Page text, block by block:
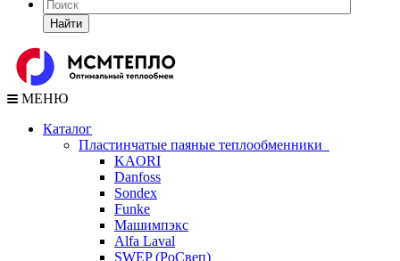
Найти
МЕНЮ
Каталог
Пластинчатые паяные теплообменники
KAORI
Danfoss
Sondex
Funke
Машимпэкс
Alfa Laval
SWEP (РоСвеп)